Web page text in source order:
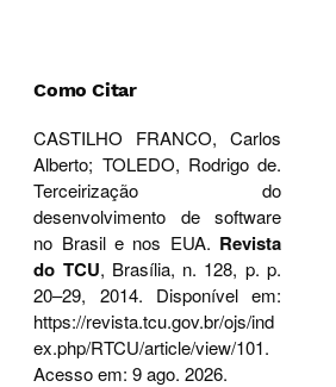
Como Citar
CASTILHO FRANCO, Carlos
Alberto; TOLEDO, Rodrigo de.
Terceirização do
desenvolvimento de software
no Brasil e nos EUA. Revista
do TCU, Brasília, n. 128, p. p.
20–29, 2014. Disponível em:
https://revista.tcu.gov.br/ojs/ind
ex.php/RTCU/article/view/101.
Acesso em: 9 ago. 2026.